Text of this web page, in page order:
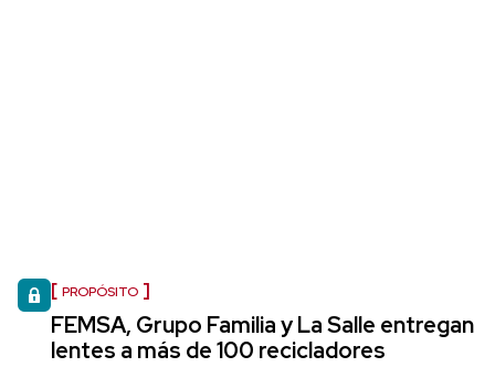
PROPÓSITO
FEMSA, Grupo Familia y La Salle entregan
lentes a más de 100 recicladores